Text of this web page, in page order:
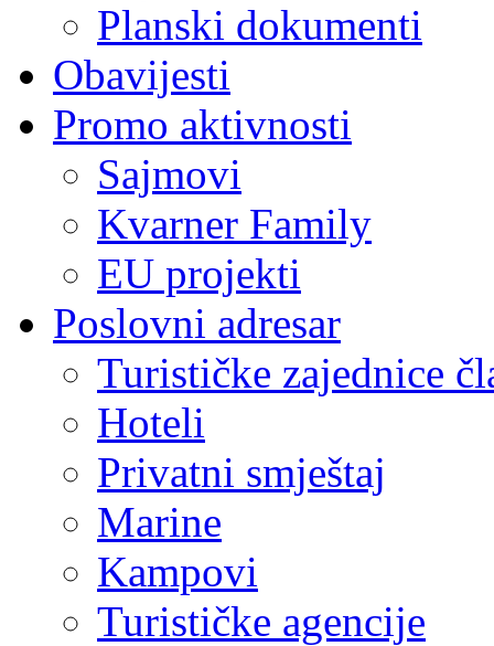
Planski dokumenti
Obavijesti
Promo aktivnosti
Sajmovi
Kvarner Family
EU projekti
Poslovni adresar
Turističke zajednice
Hoteli
Privatni smještaj
Marine
Kampovi
Turističke agencije